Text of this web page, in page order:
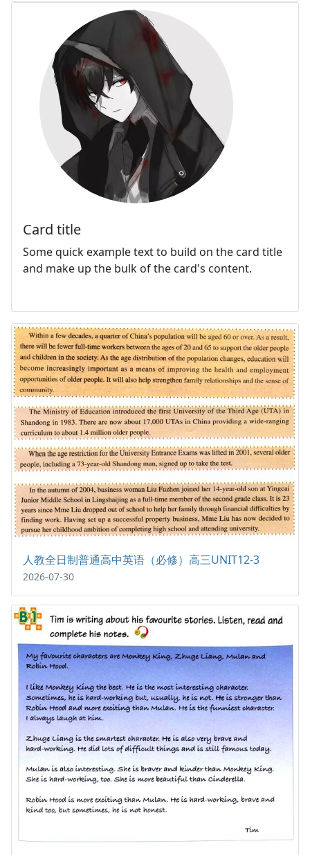
Card title
Some quick example text to build on the card title
and make up the bulk of the card's content.
人教全日制普通高中英语（必修）高三UNIT12-3
2026-07-30